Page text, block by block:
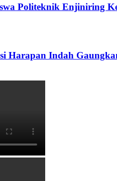
Politeknik Enjiniring
Harapan Indah